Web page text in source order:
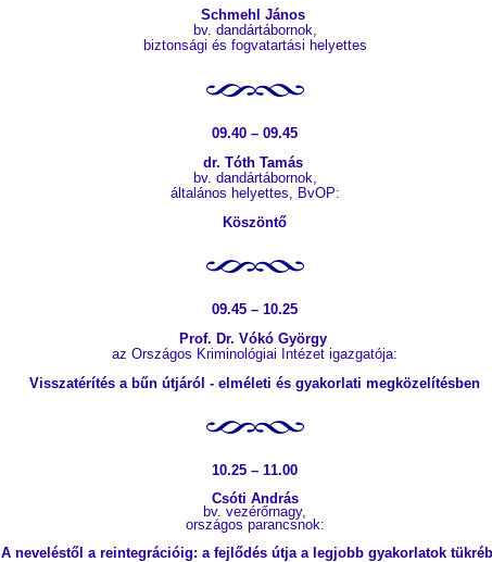
Schmehl János
bv. dandártábornok,
biztonsági és fogvatartási helyettes
09.40 – 09.45
dr. Tóth Tamás
bv. dandártábornok,
általános helyettes, BvOP:
Köszöntő
09.45 – 10.25
Prof. Dr. Vókó György
az Országos Kriminológiai Intézet igazgatója:
Visszatérítés a bűn útjáról - elméleti és gyakorlati megközelítésben
10.25 – 11.00
Csóti András
bv. vezérőrnagy,
országos parancsnok:
A neveléstől a reintegrációig: a fejlődés útja a legjobb gyakorlatok